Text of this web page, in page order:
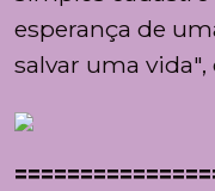
esperança de
salvar uma